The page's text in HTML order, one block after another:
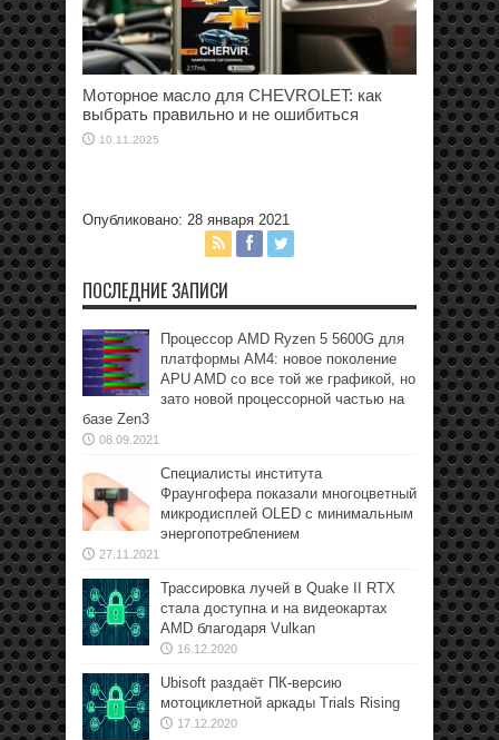
Моторное масло для CHEVROLET: как
выбрать правильно и не ошибиться
10.11.2025
Опубликовано: 28 января 2021
ПОСЛЕДНИЕ ЗАПИСИ
Процессор AMD Ryzen 5 5600G для
платформы АМ4: новое поколение
APU AMD со все той же графикой, но
зато новой процессорной частью на
базе Zen3
08.09.2021
Специалисты института
Фраунгофера показали многоцветный
микродисплей OLED с минимальным
энергопотреблением
27.11.2021
Трассировка лучей в Quake II RTX
стала доступна и на видеокартах
AMD благодаря Vulkan
16.12.2020
Ubisoft раздаёт ПК-версию
мотоциклетной аркады Trials Rising
17.12.2020